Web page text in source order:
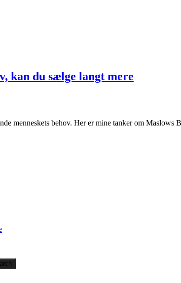
kan du sælge langt mere
menneskets behov. Her er mine tanker om Maslows